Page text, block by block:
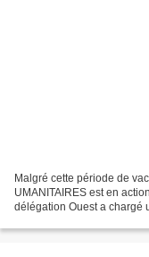
Malgré cette période de
UMANITAIRES est en
délégation Ouest a chargé